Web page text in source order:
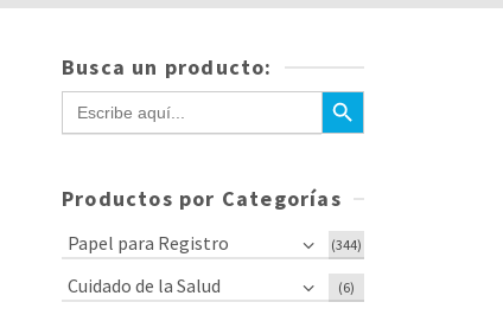
Busca un producto:
Buscar: Botón de búsqueda
Productos por Categorías
Papel para Registro (344)
Cuidado de la Salud (6)